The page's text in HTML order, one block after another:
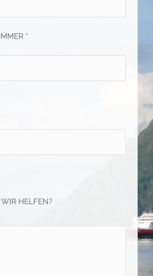
*
HELFEN?